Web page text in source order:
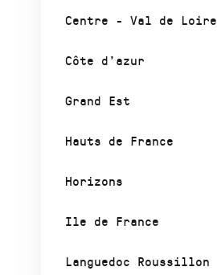
Centre - Val de Loire
Côte d’azur
Grand Est
Hauts de France
Horizons
Ile de France
Languedoc Roussillon